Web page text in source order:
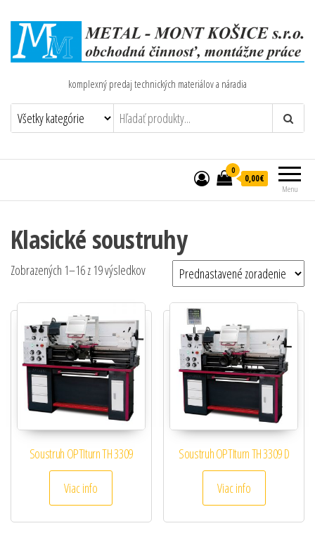
komplexný predaj technických materiálov a náradia
Menu
0
0,00€
Klasické soustruhy
Zobrazených 1–16 z 19 výsledkov
Soustruh OPTIturn TH 3309
Viac info
Soustruh OPTIturn TH 3309 D
Viac info